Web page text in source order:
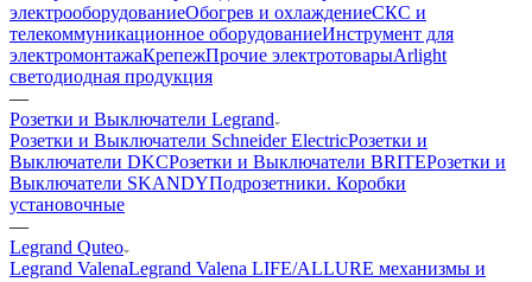
электрооборудованиеОбогрев и охлаждениеСКС и
телекоммуникационное оборудованиеИнструмент для
электромонтажаКрепежПрочие электротоварыArlight
светодиодная продукция
—
Розетки и Выключатели Legrand
Розетки и Выключатели Schneider ElectricРозетки и
Выключатели DKCРозетки и Выключатели BRITEРозетки и
Выключатели SKANDYПодрозетники. Коробки
установочные
—
Legrand Quteo
Legrand ValenaLegrand Valena LIFE/ALLURE механизмы и